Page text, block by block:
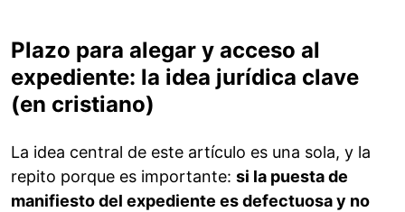
Plazo para alegar y acceso al
expediente: la idea jurídica clave
(en cristiano)
La idea central de este artículo es una sola, y la
repito porque es importante: si la puesta de
manifiesto del expediente es defectuosa y no